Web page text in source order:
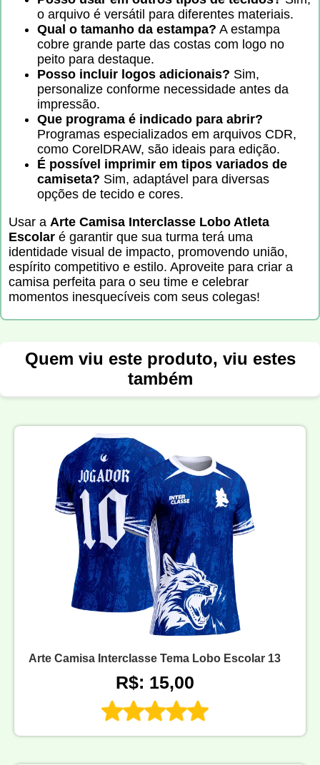
o arquivo é versátil para diferentes materiais.
Qual o tamanho da estampa? A estampa
cobre grande parte das costas com logo no
peito para destaque.
Posso incluir logos adicionais? Sim,
personalize conforme necessidade antes da
impressão.
Que programa é indicado para abrir?
Programas especializados em arquivos CDR,
como CorelDRAW, são ideais para edição.
É possível imprimir em tipos variados de
camiseta? Sim, adaptável para diversas
opções de tecido e cores.
Usar a Arte Camisa Interclasse Lobo Atleta
Escolar é garantir que sua turma terá uma
identidade visual de impacto, promovendo união,
espírito competitivo e estilo. Aproveite para criar a
camisa perfeita para o seu time e celebrar
momentos inesquecíveis com seus colegas!
Quem viu este produto, viu estes
também
Arte Camisa Interclasse Tema Lobo Escolar 13
R$: 15,00